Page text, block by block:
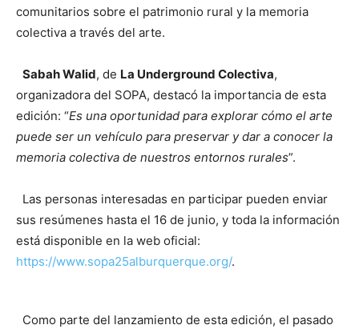
comunitarios sobre el patrimonio rural y la memoria
colectiva a través del arte.
Sabah Walid, de La Underground Colectiva,
organizadora del SOPA, destacó la importancia de esta
edición: “Es una oportunidad para explorar cómo el arte
puede ser un vehículo para preservar y dar a conocer la
memoria colectiva de nuestros entornos rurales”.
Las personas interesadas en participar pueden enviar
sus resúmenes hasta el 16 de junio, y toda la información
está disponible en la web oficial:
https://www.sopa25alburquerque.org/.
Como parte del lanzamiento de esta edición, el pasado